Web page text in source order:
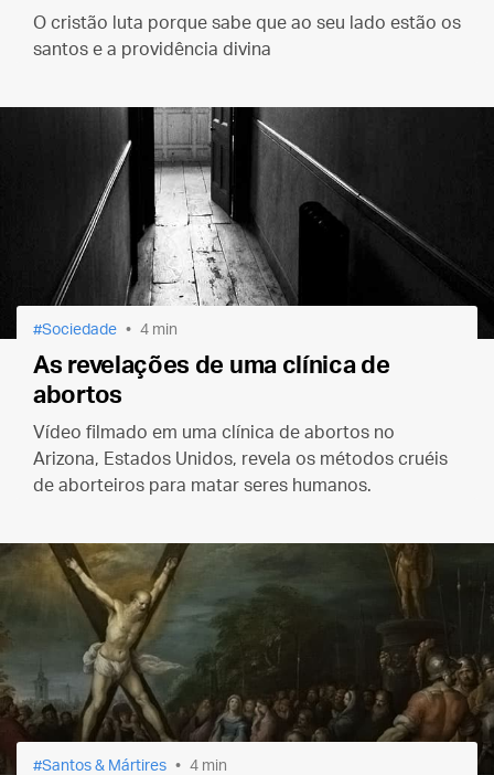
O cristão luta porque sabe que ao seu lado estão os
santos e a providência divina
Sociedade 4 min
As revelações de uma clínica de
abortos
Vídeo filmado em uma clínica de abortos no
Arizona, Estados Unidos, revela os métodos cruéis
de aborteiros para matar seres humanos.
Santos & Mártires 4 min